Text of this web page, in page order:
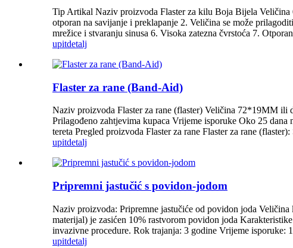
Tip Artikal Naziv proizvoda Flaster za kilu Boja Bijela
otporan na savijanje i preklapanje 2. Veličina se može
mrežice i stvaranju sinusa 6. Visoka zatezna čvrstoća 7.
upitdetalj
Flaster za rane (Band-Aid)
Naziv proizvoda Flaster za rane (flaster) Veličina 72*19MM ili
Prilagođeno zahtjevima kupaca Vrijeme isporuke Oko 25
tereta Pregled proizvoda Flaster za rane Flaster za rane
upitdetalj
Pripremni jastučić s povidon-jodom
Naziv proizvoda: Pripremne jastučiće od povidon joda
materijal) je zasićen 10% rastvorom povidon joda
invazivne procedure. Rok trajanja: 3 godine Vrijeme
upitdetalj